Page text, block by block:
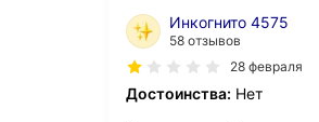
Инкогнито 4575
58 отзывов
28 февраля
Достоинства: Нет